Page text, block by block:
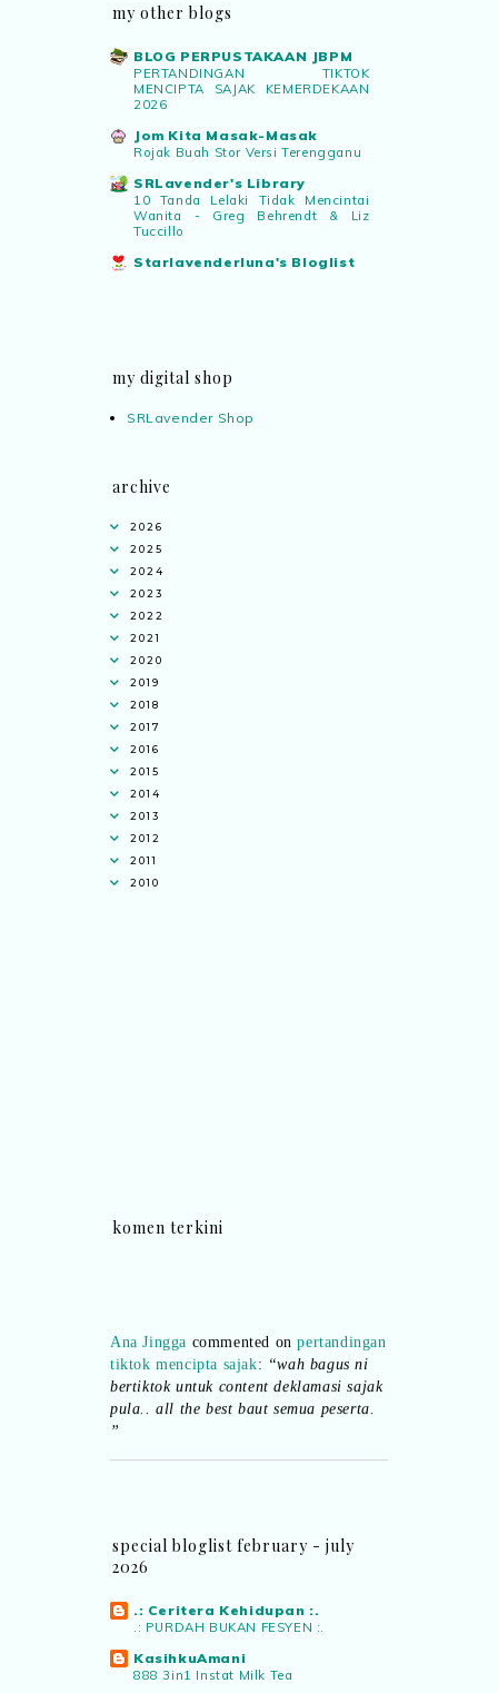
my other blogs
BLOG PERPUSTAKAAN JBPM
PERTANDINGAN TIKTOK
MENCIPTA SAJAK KEMERDEKAAN
2026
Jom Kita Masak-Masak
Rojak Buah Stor Versi Terengganu
SRLavender's Library
10 Tanda Lelaki Tidak Mencintai
Wanita - Greg Behrendt & Liz
Tuccillo
Starlavenderluna's Bloglist
my digital shop
SRLavender Shop
archive
2026
2025
2024
2023
2022
2021
2020
2019
2018
2017
2016
2015
2014
2013
2012
2011
2010
komen terkini
tiktok mencipta sajak:“wah bagus ni
bertiktok untuk content deklamasi sajak
pula.. all the best baut semua peserta.
”
aktiviti interaktif program. Inovasi AI
dan teknologi digital terbaik!”
Syaz Rahimcommented on
“Menarik sungguh Pertandingan TikTok
special bloglist february - july
2026
.: Ceritera Kehidupan :.
.: PURDAH BUKAN FESYEN :.
KasihkuAmani
888 3in1 Instat Milk Tea